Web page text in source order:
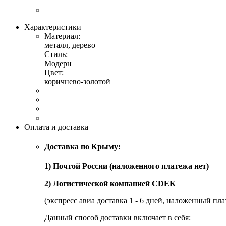
Характеристики
Материал:
металл, дерево
Стиль:
Модерн
Цвет:
коричнево-золотой
Оплата и доставка
Доставка по Крыму:
1) Почтой России (наложенного платежа нет)
2) Логистической компанией CDEK
(экспресс авиа доставка 1 - 6 дней, наложенный
Данный способ доставки включает в себя: